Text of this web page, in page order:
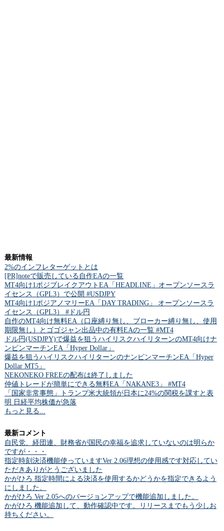
最新情報
2%のインフレターゲットとは
[PR]noteで販売している自作EAの一覧
MT4向け1ポジブレイクアウトEA「HEADLINE」オープンソースラ
イセンス（GPL3）で公開 #USDJPY
MT4向け1ポジアノマリーEA「DAY TRADING」 オープンソースラ
イセンス（GPL3） #ドル円
自作のMT4向け無料EA（口座縛り無し、ブローカー縛り無し、使用
期限無し）とゴゴジャン出品中の有料EAの一覧 #MT4
ドル円(USDJPY)で爆益を狙うハイリスクハイリターンのMT4向けナ
ンピンマーチンEA「Hyper Dollar」
爆益を狙うハイリスクハイリターンのナンピンマーチンEA「Hyper
Dollar MT5」
NEKONEKO FREEの配布は終了しました
仲値トレードが簡単にできる無料EA「NAKANE3」 #MT4
「国家非常事態」トランプ米大統領が日本に24%の関税を課すと表
明 日経平均株価が急落
もっと見る...
最新コメント
自民党、経団連、財務省が国民の幸福を追求していないのは明らか
ですが・・・
指定時刻決済機能使っていますVer 2.06理想の使用感です対応してい
ただきありがとうございました
かがひろ 指定時間による決済を使用するかどうかを指定できるよう
にしました。
かがひろ Ver 2.05へのバージョンアップで機能追加しました。
かがひろ 機能追加して、動作確認中です。リリースまでもう少しお
持ちください。